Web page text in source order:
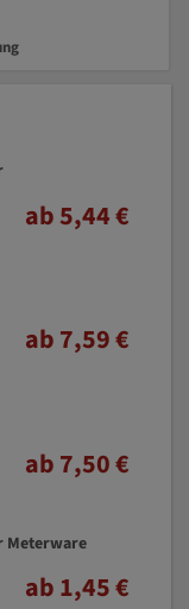
ab 5,44 €
ab 7,59 €
ab 7,50 €
Meterware
ab 1,45 €